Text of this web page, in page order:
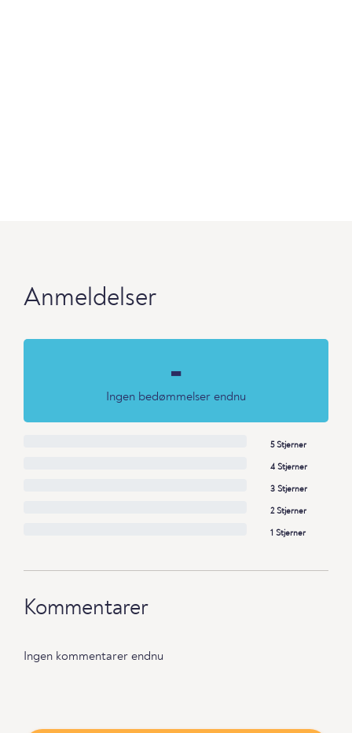
Anmeldelser
-
Ingen bedømmelser endnu
5 Stjerner
4 Stjerner
3 Stjerner
2 Stjerner
1 Stjerner
Kommentarer
Ingen kommentarer endnu